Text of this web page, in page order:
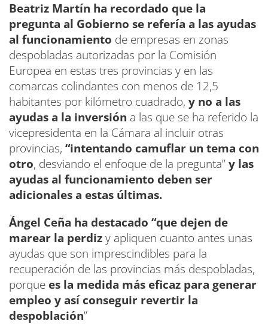
Beatriz Martín ha recordado que la
pregunta al Gobierno se refería a las ayudas
al funcionamiento de empresas en zonas
despobladas autorizadas por la Comisión
Europea en estas tres provincias y en las
comarcas colindantes con menos de 12,5
habitantes por kilómetro cuadrado, y no a las
ayudas a la inversión a las que se ha referido la
vicepresidenta en la Cámara al incluir otras
provincias, “intentando camuflar un tema con
otro, desviando el enfoque de la pregunta”y las
ayudas al funcionamiento deben ser
adicionales a estas últimas.
Ángel Ceña ha destacado “que dejen de
marear la perdizy apliquen cuanto antes unas
ayudas que son imprescindibles para la
recuperación de las provincias más despobladas,
porque es la medida más eficaz para generar
empleo y así conseguir revertir la
despoblación”